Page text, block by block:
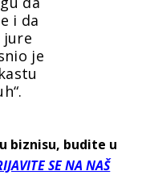
i da
jure
je
biznisu, budite u
SE NA NAŠ